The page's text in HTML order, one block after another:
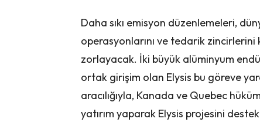
Daha sıkı emisyon düzenlemeleri,
operasyonlarını ve tedarik
zorlayacak. İki büyük alüminyum
ortak girişim olan Elysis bu göreve
aracılığıyla, Kanada ve Quebec
yatırım yaparak Elysis projesini